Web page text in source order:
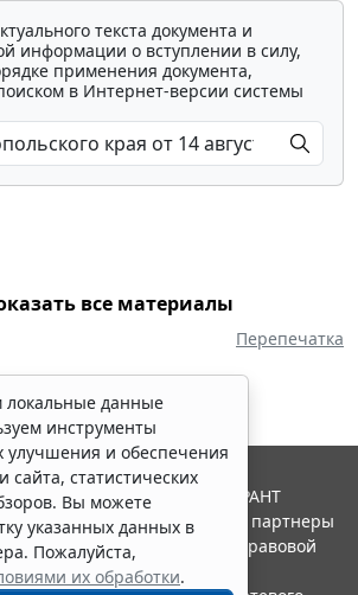
текста документа и
информации о вступлении в силу,
применения документа,
в Интернет-версии системы
все материалы
Перепечатка
данные
инструменты
улучшения и обеспечения
сайта, статистических
Вы можете
указанных данных в
Пожалуйста,
их обработки.
СЕРВИС", 2026. Система ГАРАНТ
года. Компания "Гарант" и ее партнеры
Российской ассоциации правовой